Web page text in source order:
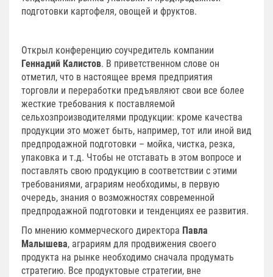
подготовки картофеля, овощей и фруктов.
Открыл конференцию соучредитель компании
Геннадий Калистов. В приветственном слове он
отметил, что в настоящее время предприятия
торговли и переработки предъявляют свои все более
жесткие требования к поставляемой
сельхозпроизводителями продукции: кроме качества
продукции это может быть, например, тот или иной вид
предпродажной подготовки – мойка, чистка, резка,
упаковка и т.д. Чтобы не отставать в этом вопросе и
поставлять свою продукцию в соответствии с этими
требованиями, аграриям необходимы, в первую
очередь, знания о возможностях современной
предпродажной подготовки и тенденциях ее развития.
По мнению коммерческого директора Павла
Малышева, аграриям для продвижения своего
продукта на рынке необходимо сначала продумать
стратегию. Все продуктовые стратегии, вне